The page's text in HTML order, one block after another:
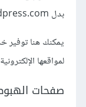
بدل academy.hsoub.wordpress.com، إلى جانب العديد من المزايا الأمنية التي تضمن استقرار الموقع الإلكتروني.
يمكنك هنا توفير
لمواقعها
صفحات